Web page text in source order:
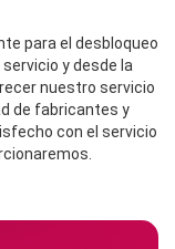
para el desbloqueo
y desde la
nuestro servicio
de fabricantes y
con el servicio